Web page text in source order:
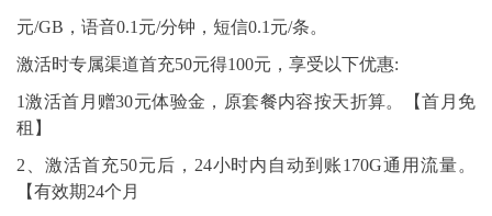
元/GB，语音0.1元/分钟，短信0.1元/条。
激活时专属渠道首充50元得100元，享受以下优惠:
1激活首月赠30元体验金，原套餐内容按天折算。【首月免
租】
2、激活首充50元后，24小时内自动到账170G通用流量。
【有效期24个月